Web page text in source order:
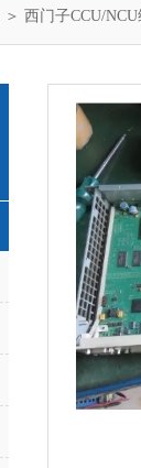
＞ 西门子CCU/NCU